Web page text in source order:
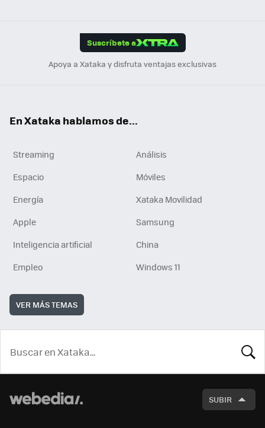
Suscríbete a
Apoya a Xataka y disfruta ventajas exclusivas
En Xataka hablamos de...
Streaming
Análisis
Espacio
Móviles
Energía
Xataka Movilidad
Apple
Samsung
Inteligencia artificial
China
Empleo
Windows 11
VER MÁS TEMAS
SUBIR